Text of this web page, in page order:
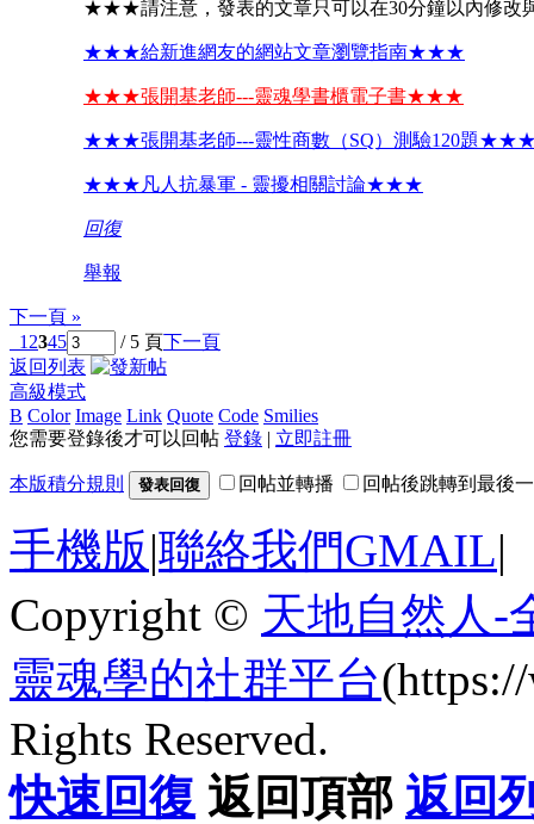
★★★請注意，發表的文章只可以在30分鐘以內修
★★★給新進網友的網站文章瀏覽指南★★★
★★★張開基老師---靈魂學書櫃電子書★★★
★★★張開基老師---靈性商數（SQ）測驗120題
★★★凡人抗暴軍 - 靈擾相關討論★★★
回復
舉報
下一頁 »
1 2345 / 5 頁下一頁
返回列表
高級模式
B Color Image Link Quote Code Smilies
您需要登錄後才可以回帖 登錄 | 立即註冊
本版積分規則 發表回復 回帖並轉播 回帖後跳轉到最後
手機版|聯絡我們GMAIL|
Copyright © 天地自然人-
靈魂學的社群平台
Rights Reserved.
快速回復 返回頂部 返回